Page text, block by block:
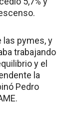
las pymes, y
trabajando
y el
la
Pedro